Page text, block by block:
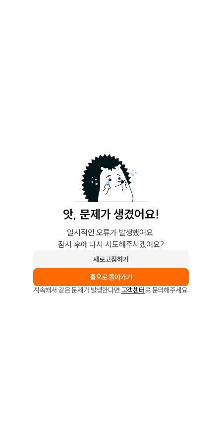
앗, 문제가 생겼어요!
일시적인 오류가 발생했어요.
잠시 후에 다시 시도해주시겠어요?
새로고침하기
홈으로 돌아가기
계속해서 같은 문제가 발생한다면 고객센터로 문의해주세요.